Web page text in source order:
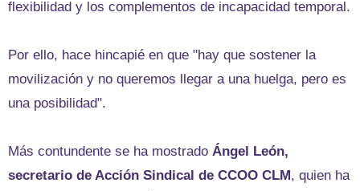
flexibilidad y los complementos de incapacidad temporal.
Por ello, hace hincapié en que "hay que sostener la
movilización y no queremos llegar a una huelga, pero es
una posibilidad".
Más contundente se ha mostrado Ángel León,
secretario de Acción Sindical de CCOO CLM, quien ha